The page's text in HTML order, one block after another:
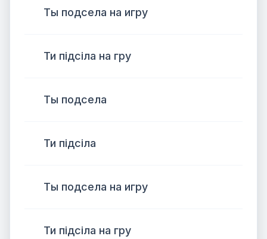
Ты подсела на игру
Ти підсіла на гру
Ты подсела
Ти підсіла
Ты подсела на игру
Ти підсіла на гру